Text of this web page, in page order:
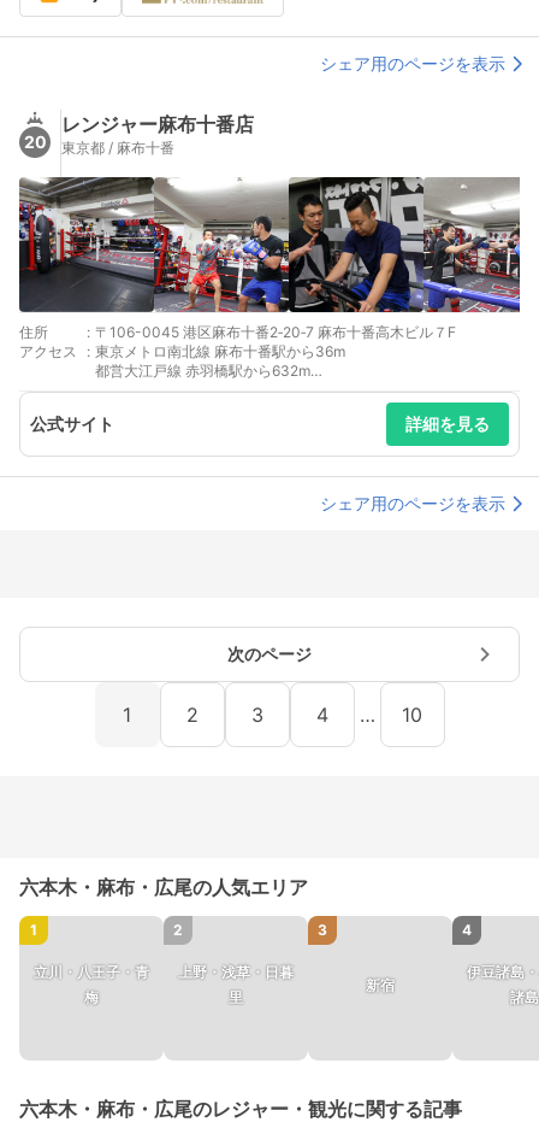
シェア用のページを表示
20
レンジャー麻布十番店
東京都 / 麻布十番
住所 : 〒106-0045 港区麻布十番2‐20‐7 麻布十番高木ビル７F
アクセス
: 東京メトロ南北線 麻布十番駅から36m
都営大江戸線 赤羽橋駅から632m
東京メトロ日比谷線 六本木駅から1017m
公式サイト 詳細を見る
シェア用のページを表示
次のページ
1 2 3 4 … 10
六本木・麻布・広尾の人気エリア
1
立川・八王子・青
梅
2
上野・浅草・日暮
里
3
新宿
4
伊豆諸島
諸島
六本木・麻布・広尾のレジャー・観光に関する記事